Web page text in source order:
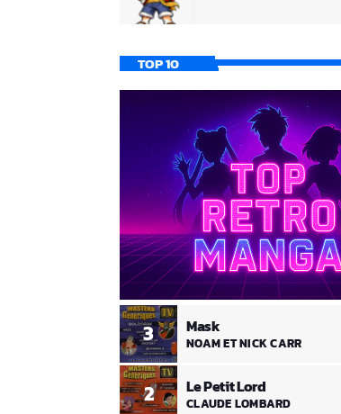
TOP 10
2 Le Petit Lord
CLAUDE LOMBARD
3 Mask
NOAM ET NICK CARR